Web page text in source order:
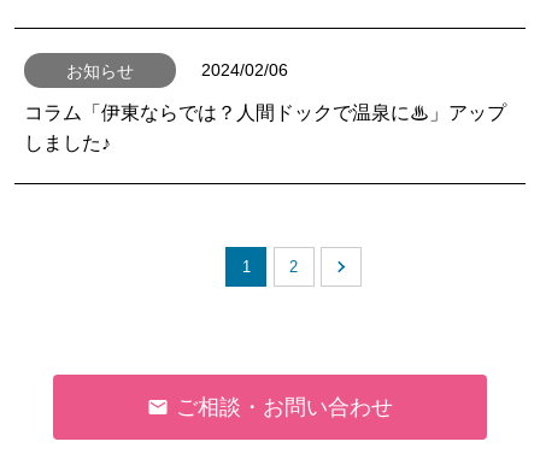
お知らせ 2024/02/06
コラム「伊東ならでは？人間ドックで温泉に♨」アップ
しました♪
1 2
ご相談・お問い合わせ